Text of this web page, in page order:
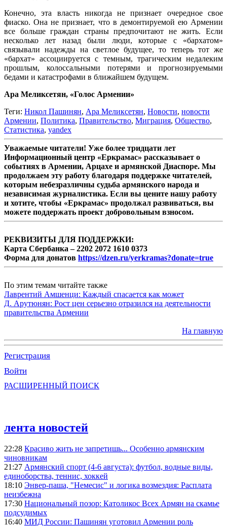
Конечно, эта власть никогда не признает очередное свое
фиаско. Она не признает, что в демонтируемой ею Армении
все больше граждан страны предпочитают не жить. Если
несколько лет назад были люди, которые с «бархатом»
связывали надежды на светлое будущее, то теперь тот же
«бархат» ассоциируется с темным, трагическим недалеким
прошлым, колоссальными потерями и прогнозируемыми
бедами и катастрофами в ближайшем будущем.
Ара Меликсетян, «Голос Армении»
Теги: Никол Пашинян, Ара Меликсетян, Новости, новости
Армении, Политика, Правительство, Миграция, Общество,
Статистика, yandex
Уважаемые читатели! Уже более тридцати лет
Информационный центр «Еркрамас» рассказывает о
событиях в Армении, Арцахе и армянской Диаспоре. Мы
продолжаем эту работу благодаря поддержке читателей,
которым небезразличны судьба армянского народа и
независимая журналистика. Если вы цените нашу работу
и хотите, чтобы «Еркрамас» продолжал развиваться, вы
можете поддержать проект добровольным взносом.
РЕКВИЗИТЫ ДЛЯ ПОДДЕРЖКИ:
Карта Сбербанка – 2202 2072 1610 0373
Форма для донатов https://dzen.ru/yerkramas?donate=true
По этим темам читайте также
Лаврентий Амшенци: Каждый спасается как может
Д. Арутюнян: Рост цен серьезно отразился на деятельности
правительства Армении
На главную
Регистрация
Войти
РАСШИРЕННЫЙ ПОИСК
лента новостей
22:28 Красиво жить не запретишь... Особенно армянским
чиновникам
21:27 Армянский спорт (4-6 августа): футбол, водные виды,
единоборства, теннис, хоккей
18:10 Энвер-паша, "Немесис" и логика возмездия: Расплата
неизбежна
17:30 Национальный позор: Католикос Всех Армян на скамье
подсудимых
16:40 МИД России: Пашинян уготовил Армении роль